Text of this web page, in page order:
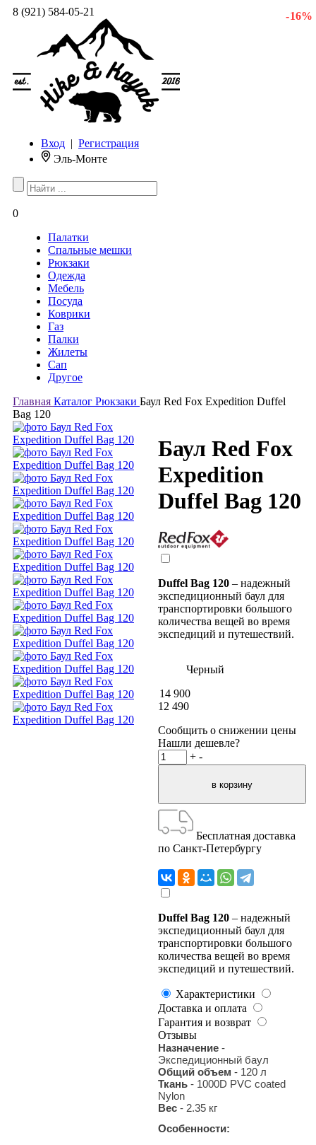
8 (921) 584-05-21
Вход | Регистрация
Эль-Монте
0
Палатки
Спальные мешки
Рюкзаки
Одежда
Мебель
Посуда
Коврики
Газ
Палки
Жилеты
Сап
Другое
Главная Каталог Рюкзаки Баул Red Fox Expedition Duffel
Bag 120
- 16 %
Баул Red Fox
Expedition
Duffel Bag 120
Duffel Bag 120 – надежный
экспедиционный баул для
транспортировки большого
количества вещей во время
экспедиций и путешествий.
Черный
14 900
12 490
Сообщить о снижении цены
Нашли дешевле?
+ -
Бесплатная доставка
по Санкт-Петербургу
Duffel Bag 120 – надежный
экспедиционный баул для
транспортировки большого
количества вещей во время
экспедиций и путешествий.
Характеристики
Доставка и оплата
Гарантия и возврат
Отзывы
Назначение -
Экспедиционный баул
Общий объем - 120 л
Ткань - 1000D PVC coated
Nylon
Вес - 2.35 кг
Особенности: